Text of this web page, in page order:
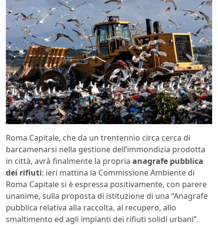
Roma Capitale, che da un trentennio circa cerca di
barcamenarsi nella gestione dell’immondizia prodotta
in città, avrà finalmente la propria anagrafe pubblica
dei rifiuti: ieri mattina la Commissione Ambiente di
Roma Capitale si è espressa positivamente, con parere
unanime, sulla proposta di istituzione di una “Anagrafe
pubblica relativa alla raccolta, al recupero, allo
smaltimento ed agli impianti dei rifiuti solidi urbani”.